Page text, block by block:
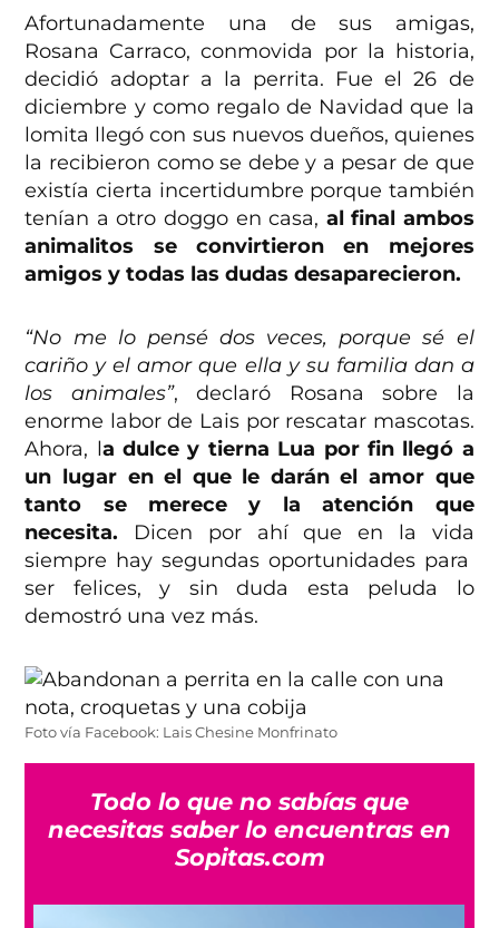
Afortunadamente una de sus amigas,
Rosana Carraco, conmovida por la historia,
decidió adoptar a la perrita. Fue el 26 de
diciembre y como regalo de Navidad que la
lomita llegó con sus nuevos dueños, quienes
la recibieron como se debe y a pesar de que
existía cierta incertidumbre porque también
tenían a otro doggo en casa, al final ambos
animalitos se convirtieron en mejores
amigos y todas las dudas desaparecieron.
“No me lo pensé dos veces, porque sé el
cariño y el amor que ella y su familia dan a
los animales”, declaró Rosana sobre la
enorme labor de Lais por rescatar mascotas.
Ahora, la dulce y tierna Lua por fin llegó a
un lugar en el que le darán el amor que
tanto se merece y la atención que
necesita. Dicen por ahí que en la vida
siempre hay segundas oportunidades para
ser felices, y sin duda esta peluda lo
demostró una vez más.
Foto vía Facebook: Lais Chesine Monfrinato
Todo lo que no sabías que
necesitas saber lo encuentras en
Sopitas.com